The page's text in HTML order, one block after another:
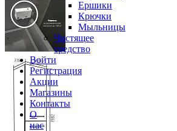
Ершики
Крючки
Мыльницы
Чистящее
средство
Войти
Регистрация
Акции
Магазины
Контакты
О
нас